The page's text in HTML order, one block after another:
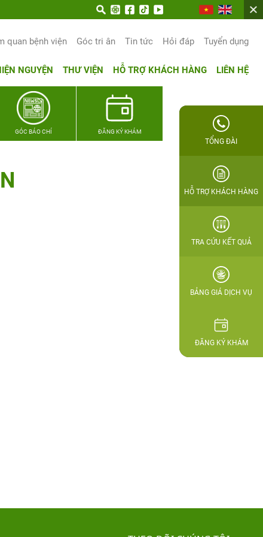
quan bệnh viện Góc tri ân Tin tức Hỏi đáp Tuyển dụng
NGUYỆN THƯ VIỆN HỖ TRỢ KHÁCH HÀNG LIÊN HỆ
GÓC BÁO CHÍ ĐĂNG KÝ KHÁM
TỔNG ĐÀI
HỖ TRỢ KHÁCH HÀNG
TRA CỨU KẾT QUẢ
BẢNG GIÁ DỊCH VỤ
ĐĂNG KÝ KHÁM